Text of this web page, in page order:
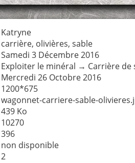
Katryne
carrière, olivières, sable
Samedi 3 Décembre 2016
Exploiter le minéral → Carrière de
Mercredi 26 Octobre 2016
1200*675
wagonnet-carriere-sable-
439 Ko
10270
396
non disponible
2